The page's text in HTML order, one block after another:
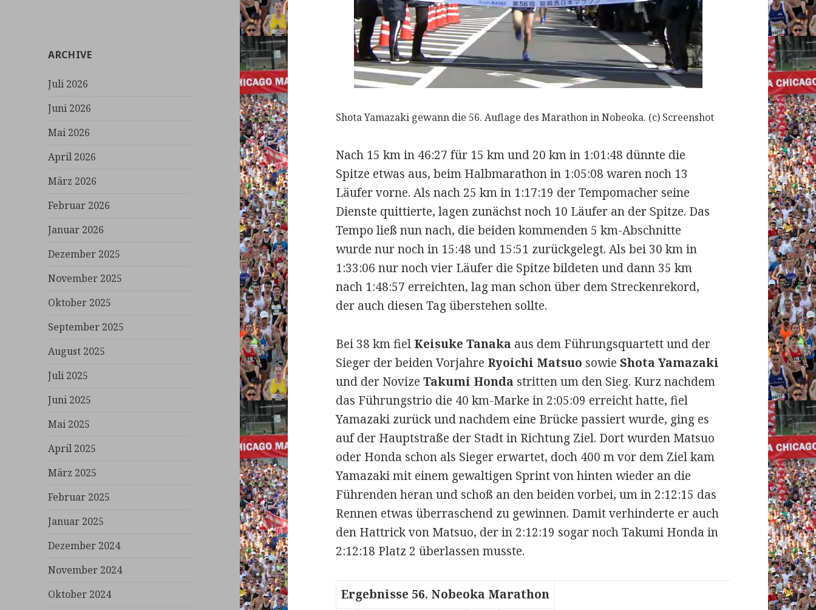
ARCHIVE
Juli 2026
Juni 2026
Mai 2026
April 2026
März 2026
Februar 2026
Januar 2026
Dezember 2025
November 2025
Oktober 2025
September 2025
August 2025
Juli 2025
Juni 2025
Mai 2025
April 2025
März 2025
Februar 2025
Januar 2025
Dezember 2024
November 2024
Oktober 2024
Shota Yamazaki gewann die 56. Auflage des Marathon in Nobeoka. (c) Screenshot
Nach 15 km in 46:27 für 15 km und 20 km in 1:01:48 dünnte die
Spitze etwas aus, beim Halbmarathon in 1:05:08 waren noch 13
Läufer vorne. Als nach 25 km in 1:17:19 der Tempomacher seine
Dienste quittierte, lagen zunächst noch 10 Läufer an der Spitze. Das
Tempo ließ nun nach, die beiden kommenden 5 km-Abschnitte
wurde nur noch in 15:48 und 15:51 zurückgelegt. Als bei 30 km in
1:33:06 nur noch vier Läufer die Spitze bildeten und dann 35 km
nach 1:48:57 erreichten, lag man schon über dem Streckenrekord,
der auch diesen Tag überstehen sollte.
Bei 38 km fiel Keisuke Tanaka aus dem Führungsquartett und der
Sieger der beiden Vorjahre Ryoichi Matsuo sowie Shota Yamazaki
und der NovizeTakumi Honda stritten um den Sieg. Kurz nachdem
das Führungstrio die 40 km-Marke in 2:05:09 erreicht hatte, fiel
Yamazaki zurück und nachdem eine Brücke passiert wurde, ging es
auf der Hauptstraße der Stadt in Richtung Ziel. Dort wurden Matsuo
oder Honda schon als Sieger erwartet, doch 400 m vor dem Ziel kam
Yamazaki mit einem gewaltigen Sprint von hinten wieder an die
Führenden heran und schoß an den beiden vorbei, um in 2:12:15 das
Rennen etwas überraschend zu gewinnen. Damit verhinderte er auch
den Hattrick von Matsuo, der in 2:12:19 sogar noch Takumi Honda in
2:12:18 Platz 2 überlassen musste.
Ergebnisse 56. Nobeoka Marathon